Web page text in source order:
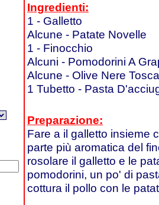
Ingredienti:
1 - Galletto
Alcune - Patate Novelle
1 - Finocchio
Alcuni - Pomodorini A
Alcune - Olive Nere
1 Tubetto - Pasta
Preparazione:
Fare a il galletto insieme
parte più aromatica del
rosolare il galletto e le
pomodorini, un po' di
cottura il pollo con le